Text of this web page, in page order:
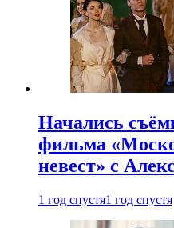
Начались
фильма
невест» с
1 год спустя1 год спустя